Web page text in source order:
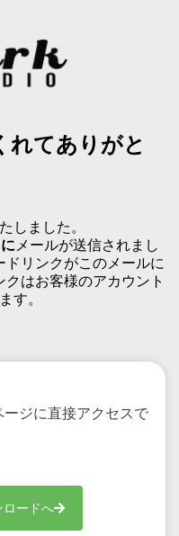
れてありがと
しました。
にメールが送信されまし
リンクがこのメールに
はお客様のアカウント
す。
ジに直接アクセスで
ードへ